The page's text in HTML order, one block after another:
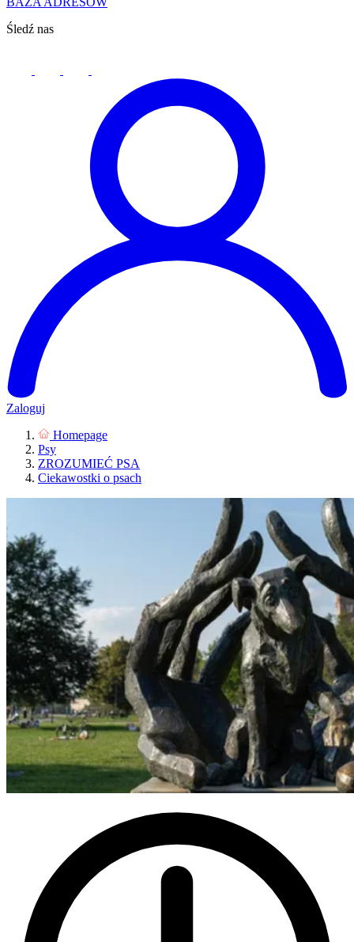
Śledź nas
Zaloguj
Homepage
Psy
ZROZUMIEĆ PSA
Ciekawostki o psach